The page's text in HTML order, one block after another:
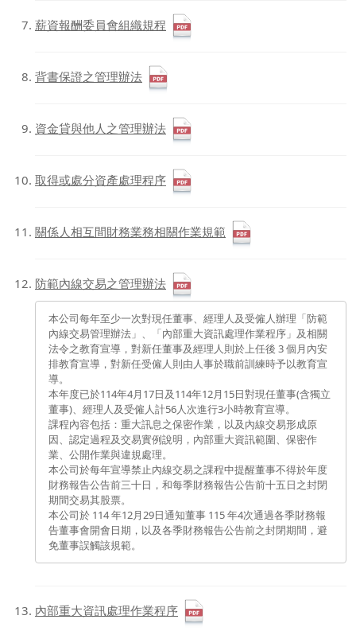
薪資報酬委員會組織規程
背書保證之管理辦法
資金貸與他人之管理辦法
取得或處分資產處理程序
關係人相互間財務業務相關作業規範
防範內線交易之管理辦法
本公司每年至少一次對現任董事、經理人及受僱人辦理「防範
內線交易管理辦法」、「內部重大資訊處理作業程序」及相關
法令之教育宣導，對新任董事及經理人則於上任後 3 個月內安
排教育宣導，對新任受僱人則由人事於職前訓練時予以教育宣
導。
本年度已於114年4月17日及114年12月15日對現任董事(含獨立
董事)、經理人及受僱人計56人次進行3小時教育宣導。
課程內容包括：重大訊息之保密作業，以及內線交易形成原
因、認定過程及交易實例說明，內部重大資訊範圍、保密作
業、公開作業與違規處理。
本公司於每年宣導禁止內線交易之課程中提醒董事不得於年度
財務報告公告前三十日，和每季財務報告公告前十五日之封閉
期間交易其股票。
本公司於 114 年12月29日通知董事 115 年4次通過各季財務報
告董事會開會日期，以及各季財務報告公告前之封閉期間，避
免董事誤觸該規範。
內部重大資訊處理作業程序